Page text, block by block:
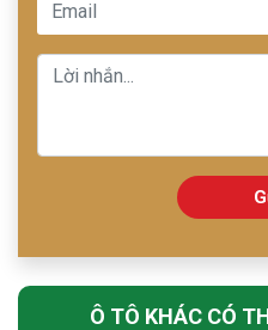
Ô TÔ KHÁC CÓ